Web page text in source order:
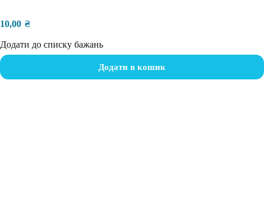
10,00 ₴
Додати до списку бажань
Додати в кошик